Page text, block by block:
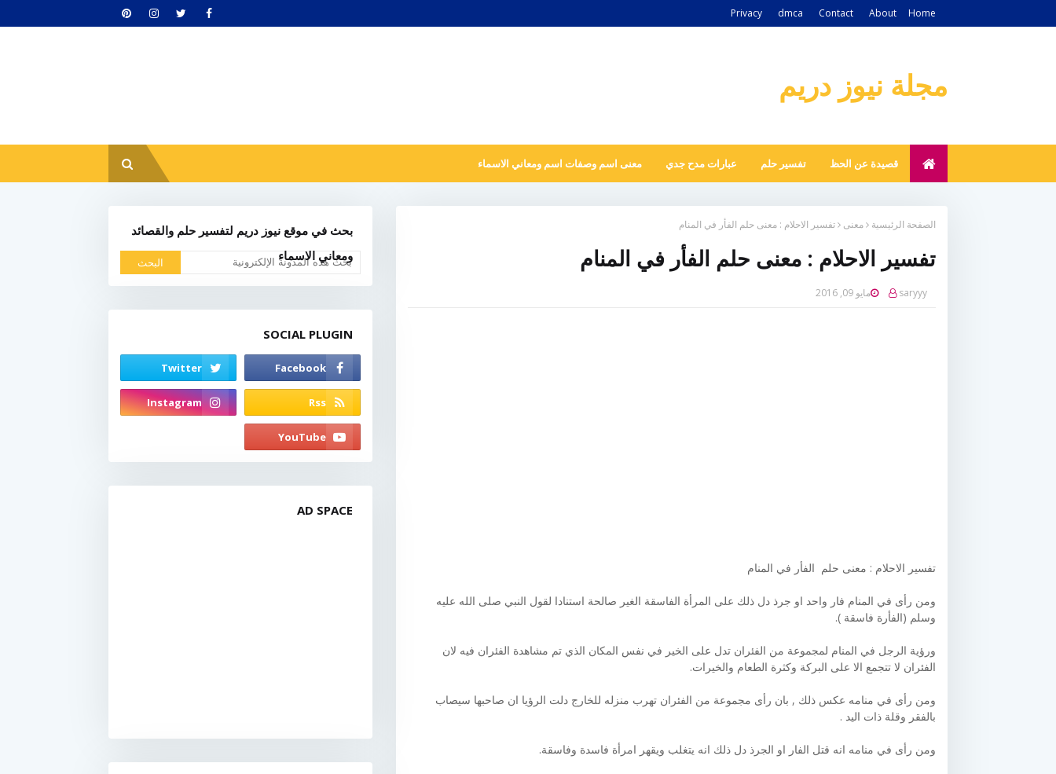
Home
About
Contact
dmca
Privacy
مجلة نيوز دريم
قصيدة عن الحظ تفسير حلم عبارات مدح جدي معنى اسم وصفات اسم ومعاني الاسماء
الصفحة الرئيسية معنى تفسير الاحلام : معنى حلم الفأر في المنام
تفسير الاحلام : معنى حلم الفأر في المنام
saryyy مايو 09, 2016
تفسير الاحلام : معنى حلم الفأر في المنام
ومن رأى في المنام فار واحد او جرذ دل ذلك على المرأة الفاسقة الغير صالحة استنادا لقول النبي صلى الله عليه
وسلم (الفأرة فاسقة ).
ورؤية الرجل في المنام لمجموعة من الفئران تدل على الخير في نفس المكان الذي تم مشاهدة الفئران فيه لان
الفئران لا تتجمع الا على البركة وكثرة الطعام والخيرات.
ومن رأى في منامه عكس ذلك , بان رأى مجموعة من الفئران تهرب منزله للخارج دلت الرؤيا ان صاحبها سيصاب
بالفقر وقلة ذات اليد .
ومن رأى في منامه انه قتل الفار او الجرذ دل ذلك انه يتغلب ويقهر امرأة فاسدة وفاسقة.
بحث في موقع نيوز دريم لتفسير حلم والقصائد
ومعاني الاسماء
SOCIAL PLUGIN
AD SPACE